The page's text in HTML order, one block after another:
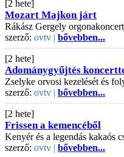
[2 hete]
Mozart Majkon járt
Rákász Gergely
szerző: ovtv | bővebben...
[2 hete]
Adománygyűjtés
Zselyke orvosi kezelését és
szerző: ovtv | bővebben...
[2 hete]
Frissen a kemencéből
Kenyér és a legendás kakaós
szerző: ovtv | bővebben...